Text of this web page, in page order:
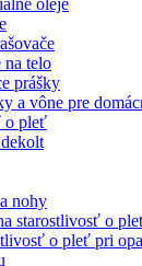
na telo
prášky
a vône pre
o pleť
nohy
starostlivosť o
o pleť pri